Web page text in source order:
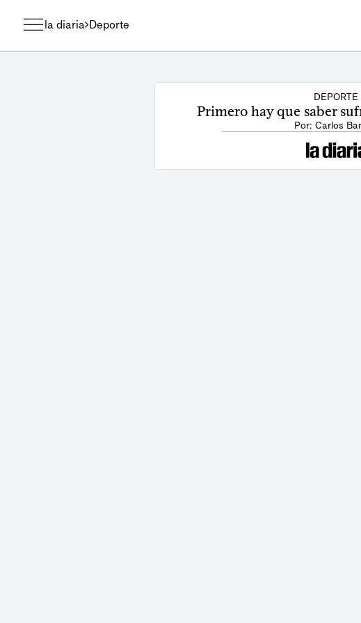
la diaria Deporte
DEPORTE
Primero hay que saber
Por: Carlos